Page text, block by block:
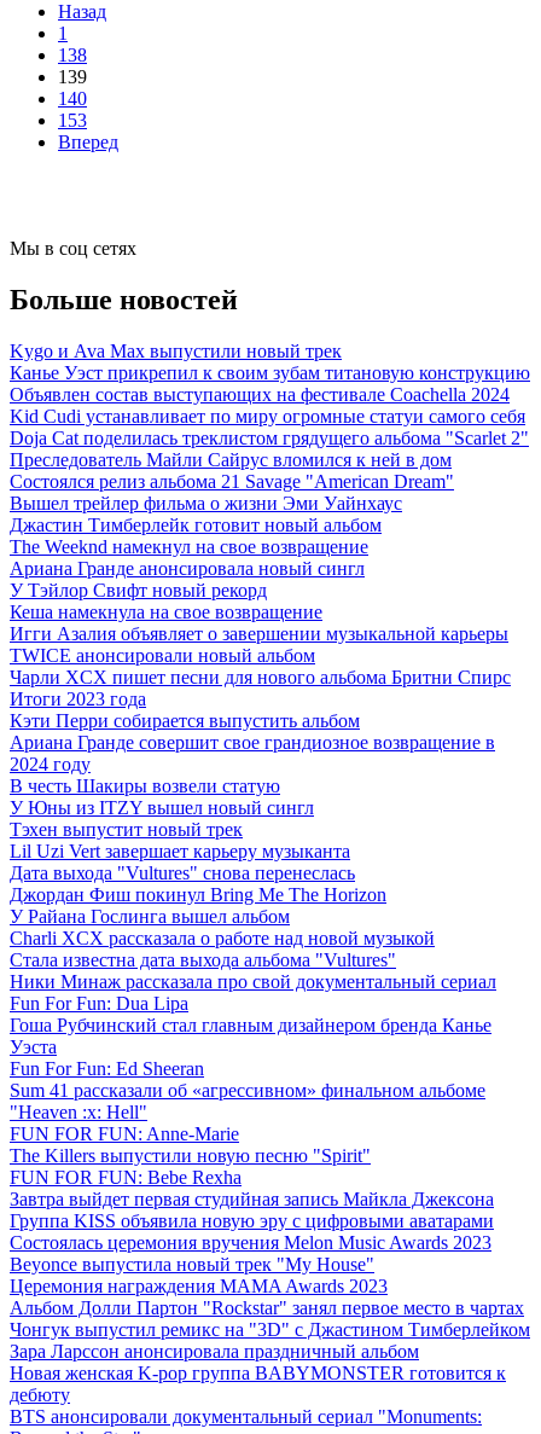
Назад
1
138
139
140
153
Вперед
Мы в соц сетях
Больше новостей
Kygo и Ava Max выпустили новый трек
Канье Уэст прикрепил к своим зубам титановую конструкцию
Объявлен состав выступающих на фестивале Coachella 2024
Kid Cudi устанавливает по миру огромные статуи самого себя
Doja Cat поделилась треклистом грядущего альбома "Scarlet 2"
Преследователь Майли Сайрус вломился к ней в дом
Состоялся релиз альбома 21 Savage "American Dream"
Вышел трейлер фильма о жизни Эми Уайнхаус
Джастин Тимберлейк готовит новый альбом
The Weeknd намекнул на свое возвращение
Ариана Гранде анонсировала новый сингл
У Тэйлор Свифт новый рекорд
Кеша намекнула на свое возвращение
Игги Азалия объявляет о завершении музыкальной карьеры
TWICE анонсировали новый альбом
Чарли XCX пишет песни для нового альбома Бритни Спирс
Итоги 2023 года
Кэти Перри собирается выпустить альбом
Ариана Гранде совершит свое грандиозное возвращение в
2024 году
В честь Шакиры возвели статую
У Юны из ITZY вышел новый сингл
Тэхен выпустит новый трек
Lil Uzi Vert завершает карьеру музыканта
Дата выхода "Vultures" снова перенеслась
Джордан Фиш покинул Bring Me The Horizon
У Райана Гослинга вышел альбом
Charli XCX рассказала о работе над новой музыкой
Стала известна дата выхода альбома "Vultures"
Ники Минаж рассказала про свой документальный сериал
Fun For Fun: Dua Lipa
Гоша Рубчинский стал главным дизайнером бренда Канье
Уэста
Fun For Fun: Ed Sheeran
Sum 41 рассказали об «агрессивном» финальном альбоме
"Heaven :x: Hell"
FUN FOR FUN: Anne-Marie
The Killers выпустили новую песню "Spirit"
FUN FOR FUN: Bebe Rexha
Завтра выйдет первая студийная запись Майкла Джексона
Группа KISS объявила новую эру с цифровыми аватарами
Состоялась церемония вручения Melon Music Awards 2023
Beyonce выпустила новый трек "My House"
Церемония награждения MAMA Awards 2023
Альбом Долли Партон "Rockstar" занял первое место в чартах
Чонгук выпустил ремикс на "3D" с Джастином Тимберлейком
Зара Ларссон анонсировала праздничный альбом
Новая женская K-pop группа BABYMONSTER готовится к
дебюту
BTS анонсировали документальный сериал "Monuments: